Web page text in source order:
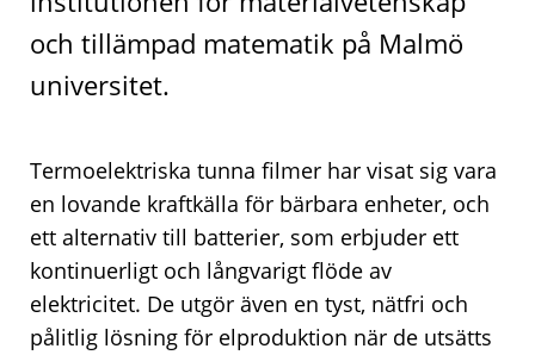
och tillämpad matematik på Malmö
universitet.
Termoelektriska tunna filmer har visat sig vara
en lovande kraftkälla för bärbara enheter, och
ett alternativ till batterier, som erbjuder ett
kontinuerligt och långvarigt flöde av
elektricitet. De utgör även en tyst, nätfri och
pålitlig lösning för elproduktion när de utsätts